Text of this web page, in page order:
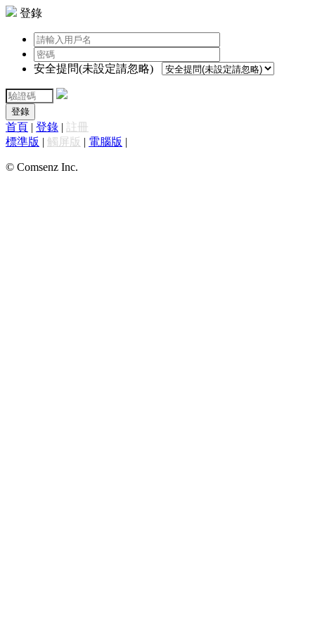
登錄
安全提問(未設定請忽略)
登錄
首頁 | 登錄 | 註冊
標準版 | 觸屏版 | 電腦版 |
© Comsenz Inc.